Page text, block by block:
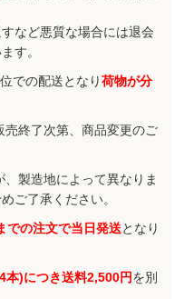
など悪質な場合には退会
す。
での配送となり荷物が分
終了次第、商品変更のご
製造地によって異なりま
ご了承ください。
での注文で当日発送となり
本)につき送料2,500円を別